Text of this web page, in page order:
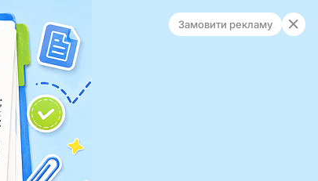
Замовити рекламу